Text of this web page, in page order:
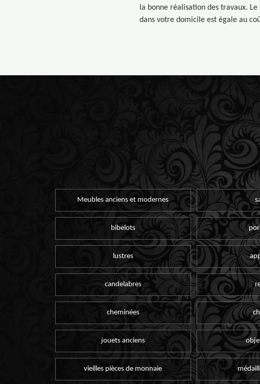
la bonne réalisation des travaux.
dans votre domicile est égale au
Meubles anciens et modernes
bibelots
lustres
candelabres
cheminées
jouets anciens
vieilles pièces de monnaie